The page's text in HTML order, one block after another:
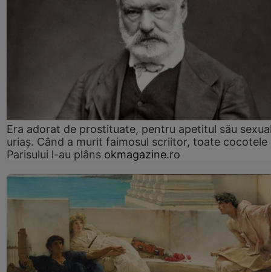
Era adorat de prostituate, pentru apetitul său
uriaș. Când a murit faimosul scriitor, toate cocotele
Parisului l-au plâns okmagazine.ro